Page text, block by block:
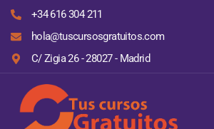
+34 616 304 211
hola@tuscursosgratuitos.com
C/ Zigia 26 - 28027 - Madrid